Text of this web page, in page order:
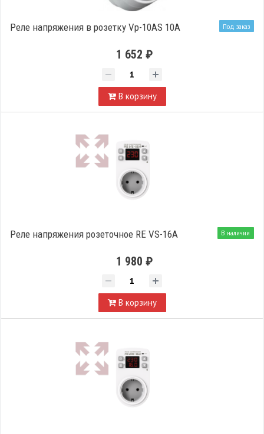
Под заказ
Реле напряжения в розетку Vp-10AS 10А
1 652 ₽
В корзину
В наличии
Реле напряжения розеточное RE VS-16A
1 980 ₽
В корзину